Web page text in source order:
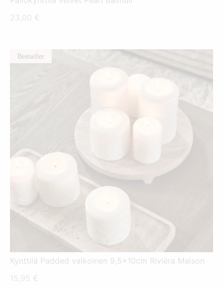
23,00 €
Bestseller
Kynttilä Padded valkoinen 9,5x10cm Rivièra Maison
15,95 €